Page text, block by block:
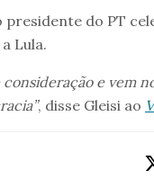
presidente do PT
Lula.
e vem
, disse Gleisi ao